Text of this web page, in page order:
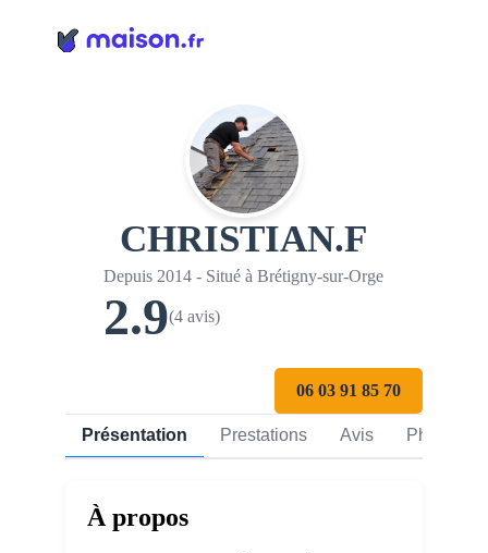
CHRISTIAN.F
Depuis 2014 - Situé à Brétigny-sur-Orge
2.9(4 avis)
06 03 91 85 70
Présentation Prestations Avis Photos
À propos